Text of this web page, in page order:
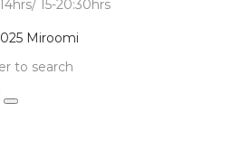
15-20:30hrs
Miroomi
to search